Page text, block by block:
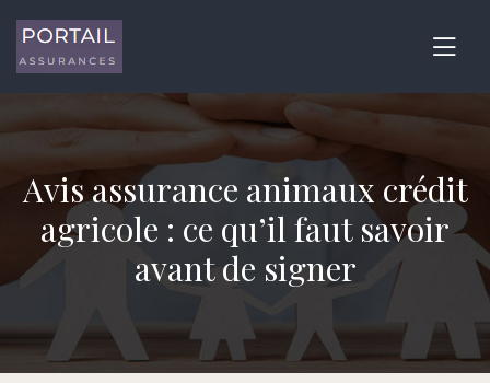
Avis assurance animaux crédit
agricole : ce qu’il faut savoir
avant de signer